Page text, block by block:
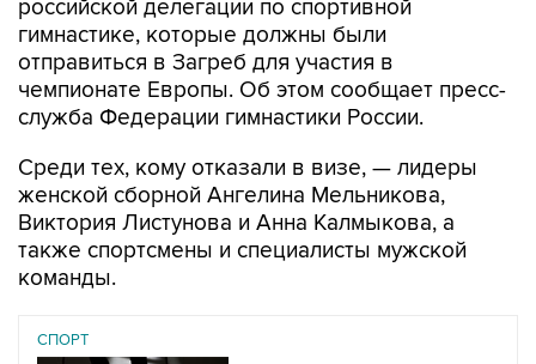
российской делегации по спортивной
гимнастике, которые должны были
отправиться в Загреб для участия в
чемпионате Европы. Об этом сообщает пресс-
служба Федерации гимнастики России.
Среди тех, кому отказали в визе, — лидеры
женской сборной Ангелина Мельникова,
Виктория Листунова и Анна Калмыкова, а
также спортсмены и специалисты мужской
команды.
СПОРТ